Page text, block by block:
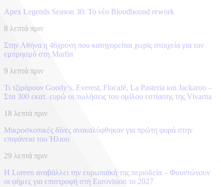
Apex Legends Season 30: Το νέο Bloodhound rework
8 λεπτά πριν
Στην Αθήνα η 46χρονη που κατηγορείται χωρίς στοιχεία για τον
εμπρησμό στη Marfin
9 λεπτά πριν
Τι τζιράρουν Goody’s, Everest, Flocafé, La Pasteria και Jackaroo –
Στα 300 εκατ. ευρώ οι πωλήσεις του ομίλου εστίασης της Vivartia
18 λεπτά πριν
Μικροσκοπικές δίνες ανακαλύφθηκαν για πρώτη φορά στην
επιφάνεια του Ήλιου
29 λεπτά πριν
Η Loreen αναβάλλει την ευρωπαϊκή της περιοδεία – Φουντώνουν
οι φήμες για επιστροφή στη Eurovision το 2027